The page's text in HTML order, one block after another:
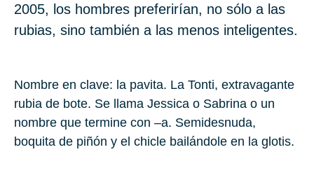
2005, los hombres preferirían, no sólo a las
rubias, sino también a las menos inteligentes.
Nombre en clave: la pavita. La Tonti, extravagante
rubia de bote. Se llama Jessica o Sabrina o un
nombre que termine con –a. Semidesnuda,
boquita de piñón y el chicle bailándole en la glotis.